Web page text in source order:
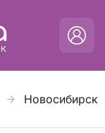
Новосибирск